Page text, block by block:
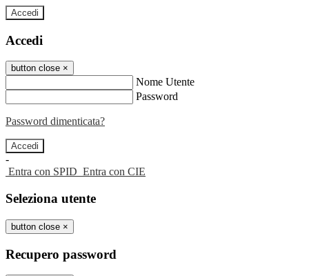
Accedi
Accedi
button close ×
Nome Utente
Password
Password dimenticata?
-
Entra con SPID Entra con CIE
Seleziona utente
button close ×
Recupero password